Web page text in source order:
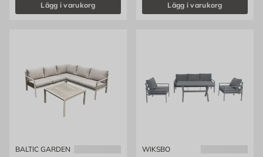
Lägg i varukorg Lägg i varukorg
BALTIC GARDEN WIKSBO